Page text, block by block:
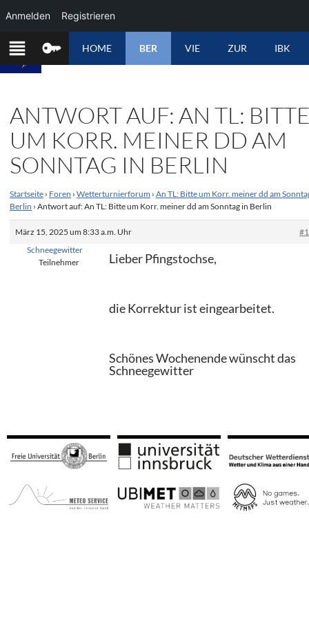
ZUM
INHALT
SPRINGEN
HOME BER VIE ZUR IBK
ANTWORT AUF: AN TL:
UM KORR. MEINER DD AM
SONNTAG IN BERLIN
Startseite › Foren › Wetterturnierforum › An TL: Bitte um Korr. meiner dd am
Berlin › Antwort auf: An TL: Bitte um Korr. meiner dd am Sonntag in Berlin
März 15, 2025 um 8:33 a.m. Uhr
Schneegewitter
Teilnehmer
Lieber Pfingstochse,
die Korrektur ist eingearbeitet.
Schönes Wochenende wünscht das
Schneegewitter
Anmelden Registrieren